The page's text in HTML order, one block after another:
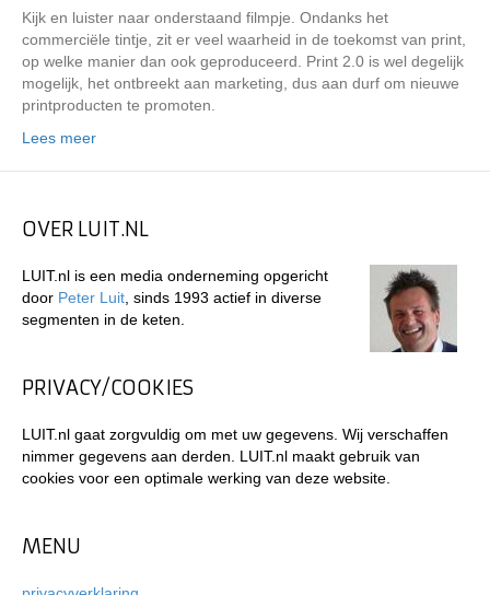
Kijk en luister naar onderstaand filmpje. Ondanks het
commerciële tintje, zit er veel waarheid in de toekomst van print,
op welke manier dan ook geproduceerd. Print 2.0 is wel degelijk
mogelijk, het ontbreekt aan marketing, dus aan durf om nieuwe
printproducten te promoten.
Lees meer
OVER LUIT.NL
LUIT.nl is een media onderneming opgericht
door Peter Luit , sinds 1993 actief in diverse
segmenten in de keten.
PRIVACY/COOKIES
LUIT.nl gaat zorgvuldig om met uw gegevens. Wij verschaffen
nimmer gegevens aan derden. LUIT.nl maakt gebruik van
cookies voor een optimale werking van deze website.
MENU